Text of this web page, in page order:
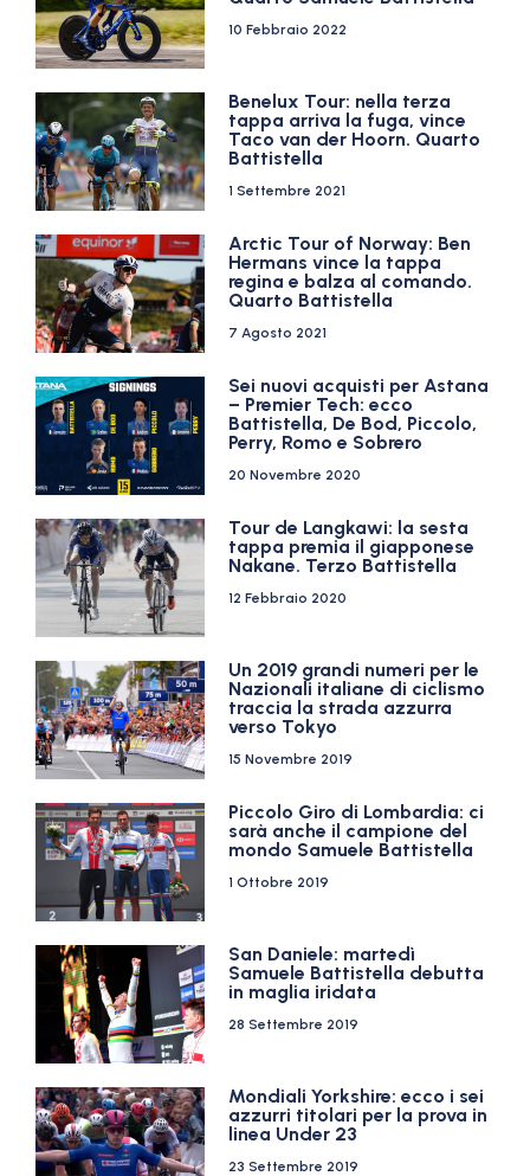
10 Febbraio 2022
Benelux Tour: nella terza
tappa arriva la fuga, vince
Taco van der Hoorn. Quarto
Battistella
1 Settembre 2021
Arctic Tour of Norway: Ben
Hermans vince la tappa
regina e balza al comando.
Quarto Battistella
7 Agosto 2021
Sei nuovi acquisti per Astana
– Premier Tech: ecco
Battistella, De Bod, Piccolo,
Perry, Romo e Sobrero
20 Novembre 2020
Tour de Langkawi: la sesta
tappa premia il giapponese
Nakane. Terzo Battistella
12 Febbraio 2020
Un 2019 grandi numeri per le
Nazionali italiane di ciclismo
traccia la strada azzurra
verso Tokyo
15 Novembre 2019
Piccolo Giro di Lombardia: ci
sarà anche il campione del
mondo Samuele Battistella
1 Ottobre 2019
San Daniele: martedì
Samuele Battistella debutta
in maglia iridata
28 Settembre 2019
Mondiali Yorkshire: ecco i sei
azzurri titolari per la prova in
linea Under 23
23 Settembre 2019